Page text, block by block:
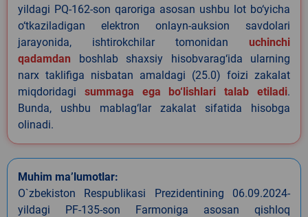
yildagi PQ-162-son qaroriga asosan ushbu lot bo‘yicha
o‘tkaziladigan elektron onlayn-auksion savdolari
jarayonida, ishtirokchilar tomonidan uchinchi
qadamdan boshlab shaxsiy hisobvarag‘ida ularning
narx taklifiga nisbatan amaldagi (25.0) foizi zakalat
miqdoridagi summaga ega bo‘lishlari talab etiladi.
Bunda, ushbu mablag‘lar zakalat sifatida hisobga
olinadi.
Muhim ma’lumotlar:
O`zbekiston Respublikasi Prezidentining 06.09.2024-
yildagi PF-135-son Farmoniga asosan qishloq